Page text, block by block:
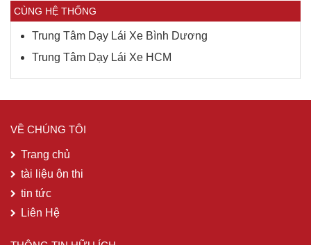
CÙNG HỆ THỐNG
Trung Tâm Dạy Lái Xe Bình Dương
Trung Tâm Dạy Lái Xe HCM
VỀ CHÚNG TÔI
Trang chủ
tài liệu ôn thi
tin tức
Liên Hệ